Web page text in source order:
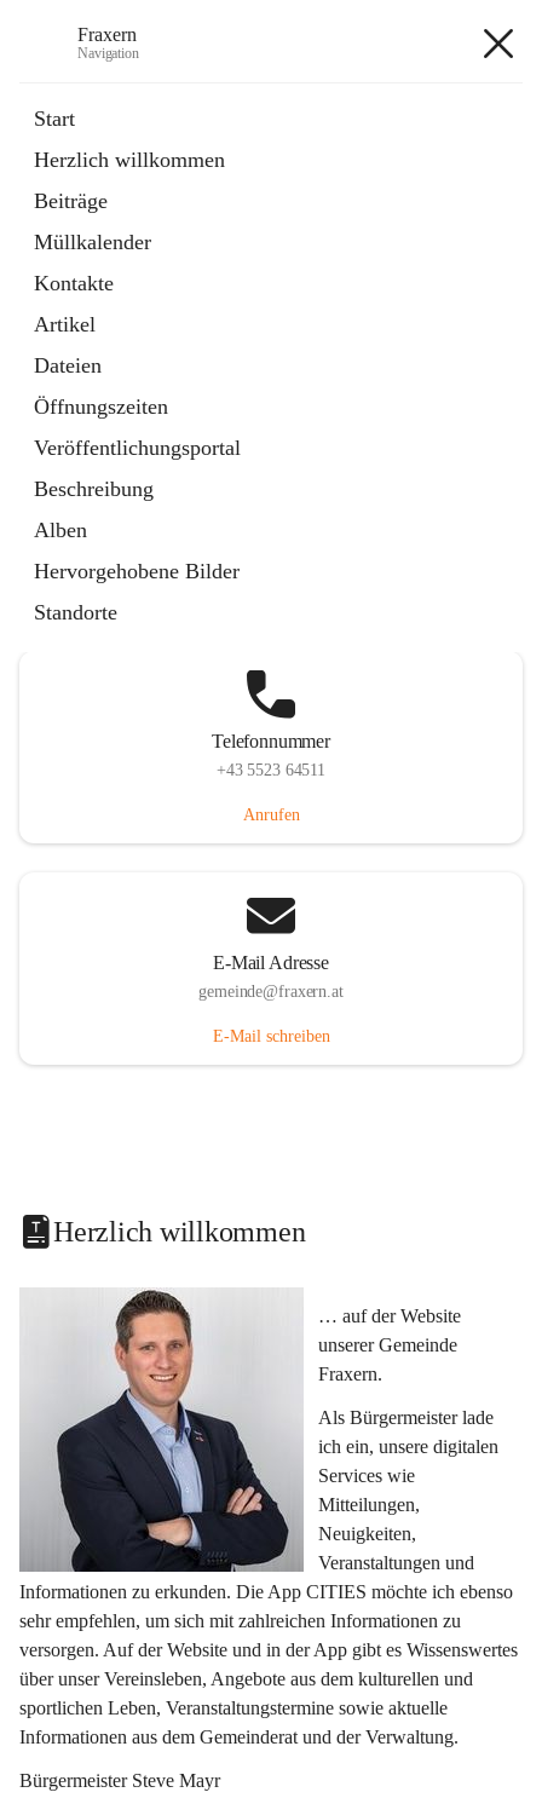
Fraxern
Navigation
Start
Herzlich willkommen
Beiträge
Müllkalender
Kontakte
Artikel
Dateien
Öffnungszeiten
Veröffentlichungsportal
Beschreibung
Alben
Hervorgehobene Bilder
Standorte
Ordner
in
Tab
Formulare
Artikel
öffnet
in
neuem
Tab
Telefonnummer
+43 5523 64511
Anrufen
E-Mail Adresse
gemeinde@fraxern.at
E-Mail schreiben
Herzlich willkommen
… auf der Website
unserer Gemeinde
Fraxern.
Als Bürgermeister lade
ich ein, unsere digitalen
Services wie
Mitteilungen,
Neuigkeiten,
Veranstaltungen und
Informationen zu erkunden. Die App CITIES möchte ich ebenso
sehr empfehlen, um sich mit zahlreichen Informationen zu
versorgen. Auf der Website und in der App gibt es Wissenswertes
über unser Vereinsleben, Angebote aus dem kulturellen und
sportlichen Leben, Veranstaltungstermine sowie aktuelle
Informationen aus dem Gemeinderat und der Verwaltung.
Bürgermeister Steve Mayr